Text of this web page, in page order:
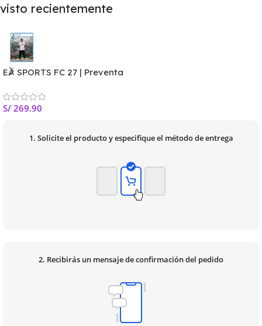
visto recientemente
EA SPORTS FC 27 | Preventa
S/ 269.90
1. Solicite el producto y especifique el método de entrega
2. Recibirás un mensaje de confirmación del pedido